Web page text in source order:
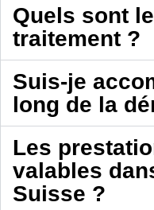
Quels sont
traitement ?
Suis-je
long de la
Les
valables
Suisse ?